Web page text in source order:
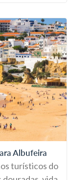
Albufeira
turísticos do